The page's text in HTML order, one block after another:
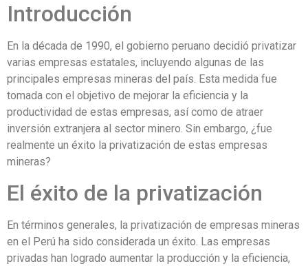
Introducción
En la década de 1990, el gobierno peruano decidió privatizar
varias empresas estatales, incluyendo algunas de las
principales empresas mineras del país. Esta medida fue
tomada con el objetivo de mejorar la eficiencia y la
productividad de estas empresas, así como de atraer
inversión extranjera al sector minero. Sin embargo, ¿fue
realmente un éxito la privatización de estas empresas
mineras?
El éxito de la privatización
En términos generales, la privatización de empresas mineras
en el Perú ha sido considerada un éxito. Las empresas
privadas han logrado aumentar la producción y la eficiencia,